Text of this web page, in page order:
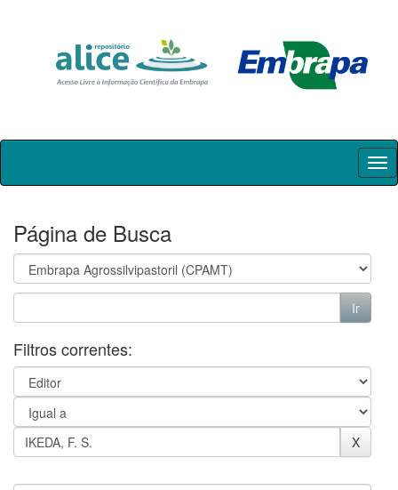
Skip
Página de Busca
Filtros correntes: